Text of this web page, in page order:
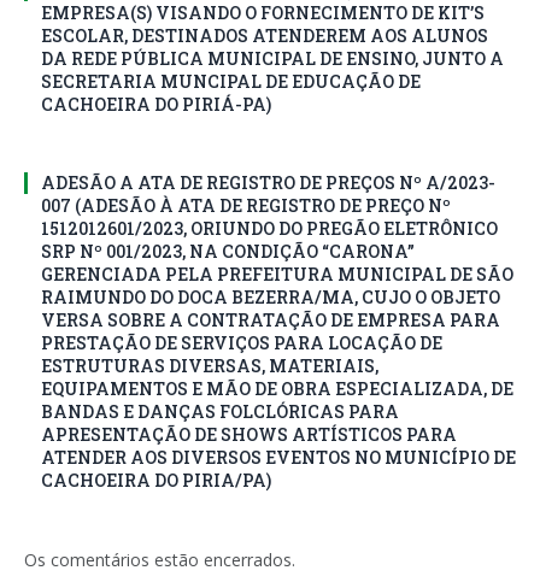
EMPRESA(S) VISANDO O FORNECIMENTO DE KIT’S
ESCOLAR, DESTINADOS ATENDEREM AOS ALUNOS
DA REDE PÚBLICA MUNICIPAL DE ENSINO, JUNTO A
SECRETARIA MUNCIPAL DE EDUCAÇÃO DE
CACHOEIRA DO PIRIÁ-PA)
ADESÃO A ATA DE REGISTRO DE PREÇOS Nº A/2023-
007 (ADESÃO À ATA DE REGISTRO DE PREÇO Nº
1512012601/2023, ORIUNDO DO PREGÃO ELETRÔNICO
SRP Nº 001/2023, NA CONDIÇÃO “CARONA”
GERENCIADA PELA PREFEITURA MUNICIPAL DE SÃO
RAIMUNDO DO DOCA BEZERRA/MA, CUJO O OBJETO
VERSA SOBRE A CONTRATAÇÃO DE EMPRESA PARA
PRESTAÇÃO DE SERVIÇOS PARA LOCAÇÃO DE
ESTRUTURAS DIVERSAS, MATERIAIS,
EQUIPAMENTOS E MÃO DE OBRA ESPECIALIZADA, DE
BANDAS E DANÇAS FOLCLÓRICAS PARA
APRESENTAÇÃO DE SHOWS ARTÍSTICOS PARA
ATENDER AOS DIVERSOS EVENTOS NO MUNICÍPIO DE
CACHOEIRA DO PIRIA/PA)
Os comentários estão encerrados.